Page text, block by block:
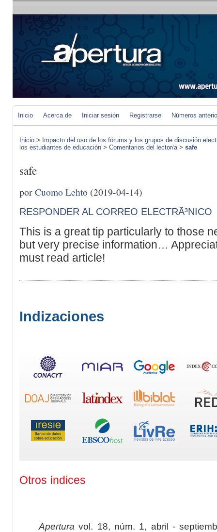
Inicio Acerca de Iniciar sesión Registrarse Números
Inicio > Impacto del uso de los fórums y los grupos de discusión
los estudiantes de educación > Comentarios del lector/a> safe
safe
porCuomo Lehto (2019-04-14)
RESPONDER AL CORREO ELECTRÃ³NICO
This is a great tip particularly to those
but very precise information…
must read article!
Indizaciones
Otros índices
Apertura vol. 18, núm. 1, abril -